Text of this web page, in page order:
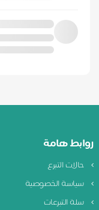
روابط هامة
حالات التبرع
سياسة الخصوصية
سلة التبرعات